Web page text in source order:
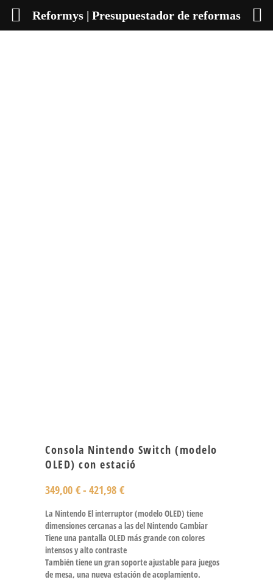
Consola Nintendo Switch (modelo
OLED) con estació
349,00 €- 421,98 €
La Nintendo El interruptor (modelo OLED) tiene
dimensiones cercanas a las del Nintendo Cambiar
Tiene una pantalla OLED más grande con colores
intensos y alto contraste
También tiene un gran soporte ajustable para juegos
de mesa, una nueva estación de acoplamiento.
Reformys | Presupuestador de reformas